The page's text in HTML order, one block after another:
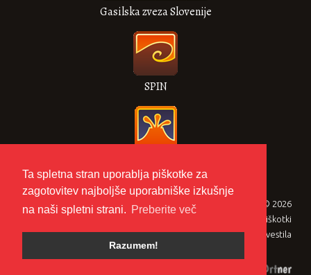
Ta spletna stran uporablja piškotke za
zagotovitev najboljše uporabniške izkušnje
na naši spletni strani. Preberite več
Razumem!
Gasilska zveza Slovenije
SPIN
Gasilska zveza Metlika © 2026
Zasebnost in piškotki
Pravna obvestila